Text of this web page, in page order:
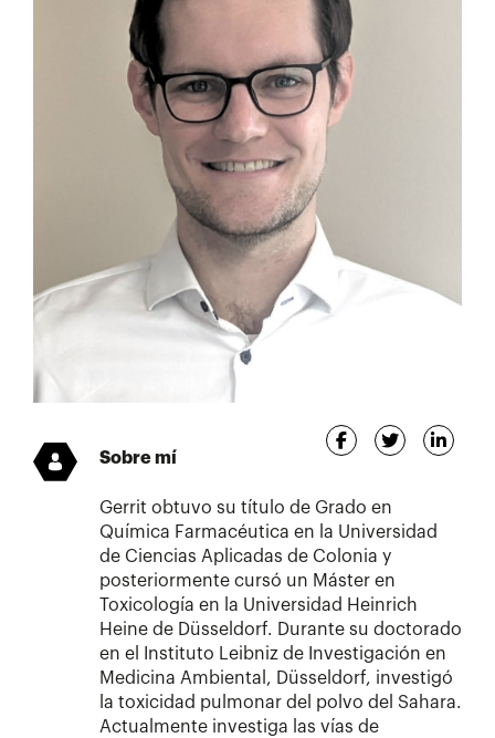
Sobre mí
Gerrit obtuvo su título de Grado en
Química Farmacéutica en la Universidad
de Ciencias Aplicadas de Colonia y
posteriormente cursó un Máster en
Toxicología en la Universidad Heinrich
Heine de Düsseldorf. Durante su doctorado
en el Instituto Leibniz de Investigación en
Medicina Ambiental, Düsseldorf, investigó
la toxicidad pulmonar del polvo del Sahara.
Actualmente investiga las vías de